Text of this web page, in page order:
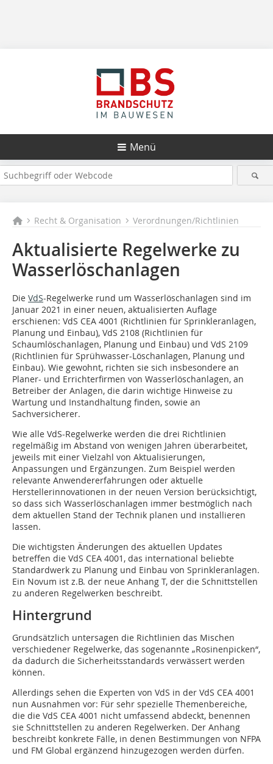
Menü
Recht & Organisation Verordnungen/Richtlinien
Aktualisierte Regelwerke zu
Wasserlöschanlagen
Die VdS-Regelwerke rund um Wasserlöschanlagen sind im
Januar 2021 in einer neuen, aktualisierten Auflage
erschienen: VdS CEA 4001 (Richtlinien für Sprinkleranlagen,
Planung und Einbau), VdS 2108 (Richtlinien für
Schaumlöschanlagen, Planung und Einbau) und VdS 2109
(Richtlinien für Sprühwasser-Löschanlagen, Planung und
Einbau). Wie gewohnt, richten sie sich insbesondere an
Planer- und Errichterfirmen von Wasserlöschanlagen, an
Betreiber der Anlagen, die darin wichtige Hinweise zu
Wartung und Instandhaltung finden, sowie an
Sachversicherer.
Wie alle VdS-Regelwerke werden die drei Richtlinien
regelmäßig im Abstand von wenigen Jahren überarbeitet,
jeweils mit einer Vielzahl von Aktualisierungen,
Anpassungen und Ergänzungen. Zum Beispiel werden
relevante Anwendererfahrungen oder aktuelle
Herstellerinnovationen in der neuen Version berücksichtigt,
so dass sich Wasserlöschanlagen immer bestmöglich nach
dem aktuellen Stand der Technik planen und installieren
lassen.
Die wichtigsten Änderungen des aktuellen Updates
betreffen die VdS CEA 4001, das international beliebte
Standardwerk zu Planung und Einbau von Sprinkleranlagen.
Ein Novum ist z.B. der neue Anhang T, der die Schnittstellen
zu anderen Regelwerken beschreibt.
Hintergrund
Grundsätzlich untersagen die Richtlinien das Mischen
verschiedener Regelwerke, das sogenannte „Rosinenpicken“,
da dadurch die Sicherheitsstandards verwässert werden
können.
Allerdings sehen die Experten von VdS in der VdS CEA 4001
nun Ausnahmen vor: Für sehr spezielle Themenbereiche,
die die VdS CEA 4001 nicht umfassend abdeckt, benennen
sie Schnittstellen zu anderen Regelwerken. Der Anhang
beschreibt konkrete Fälle, in denen Bestimmungen von NFPA
und FM Global ergänzend hinzugezogen werden dürfen.